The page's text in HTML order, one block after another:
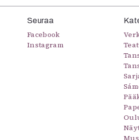
Seuraa
Facebook
Instagram